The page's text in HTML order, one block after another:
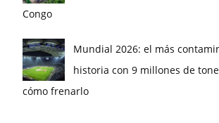
Congo
Mundial 2026: el más
historia con 9 millones de
cómo frenarlo